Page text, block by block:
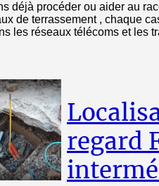
déjà procéder ou aider au
de terrassement , chaque
les réseaux télécoms et les
regard